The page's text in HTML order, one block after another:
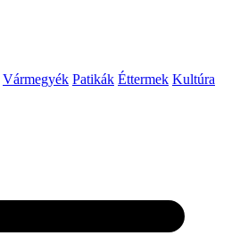
Vármegyék Patikák Éttermek Kultúra